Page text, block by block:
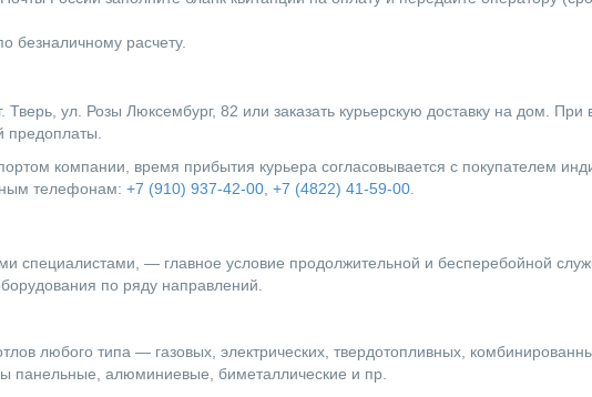
безналичному расчету.
ул. Розы Люксембург, 82 или заказать курьерскую доставку на дом. При
предоплаты.
компании, время прибытия курьера согласовывается с покупателем
телефонам: +7 (910) 937-42-00, +7 (4822) 41-59-00.
специалистами, — главное условие продолжительной и бесперебойной
по ряду направлений.
любого типа — газовых, электрических, твердотопливных,
панельные, алюминиевые, биметаллические и пр.